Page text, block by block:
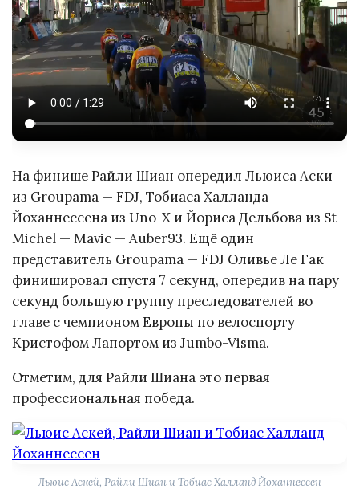
На финише Райли Шиан опередил Льюиса Аски
из Groupama — FDJ, Тобиаса Халланда
Йоханнессена из Uno-X и Йориса Дельбова из St
Michel — Mavic — Auber93. Ещё один
представитель Groupama — FDJ Оливье Ле Гак
финишировал спустя 7 секунд, опередив на пару
секунд большую группу преследователей во
главе с чемпионом Европы по велоспорту
Кристофом Лапортом из Jumbo-Visma.
Отметим, для Райли Шиана это первая
профессиональная победа.
Льюис Аскей, Райли Шиан и Тобиас Халланд Йоханнессен